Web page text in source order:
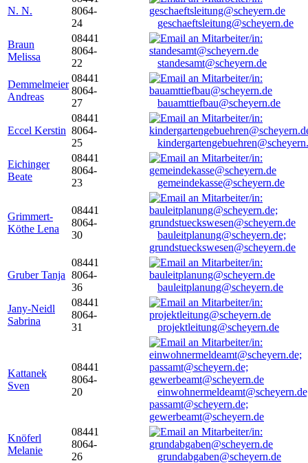
N. N.
8064-
24
geschaeftsleitung@scheyern.de
Braun
Melissa
08441
8064-
22
standesamt@scheyern.de
Demmelmeier
Andreas
08441
8064-
27
bauamttiefbau@scheyern.de
Eccel Kerstin
08441
8064-
25
Eichinger
Beate
08441
8064-
23
gemeindekasse@scheyern.de
Grimmert-
Köthe Lena
08441
8064-
30
bauleitplanung@scheyern.de;
grundstueckswesen@scheyern.de
Gruber Tanja
08441
8064-
36
bauleitplanung@scheyern.de
Jany-Neidl
Sabrina
08441
8064-
31
projektleitung@scheyern.de
Kattanek
Sven
08441
8064-
20
passamt@scheyern.de;
gewerbeamt@scheyern.de
Knöferl
Melanie
08441
8064-
26
grundabgaben@scheyern.de